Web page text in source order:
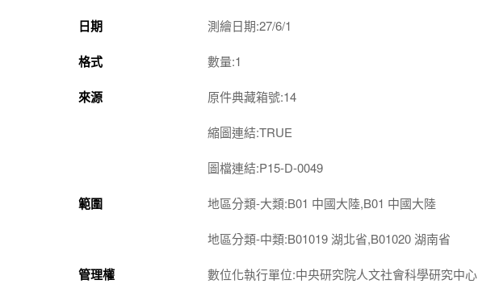
日期 測繪日期:27/6/1
格式 數量:1
來源 原件典藏箱號:14
縮圖連結:TRUE
圖檔連結:P15-D-0049
範圍 地區分類-大類:B01 中國大陸,B01 中國大陸
地區分類-中類:B01019 湖北省,B01020 湖南省
管理權 數位化執行單位:中央研究院人文社會科學研究中心